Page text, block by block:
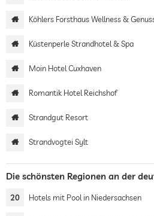
Köhlers Forsthaus Wellness &
Küstenperle Strandhotel & Spa
Moin Hotel Cuxhaven
Romantik Hotel Reichshof
Strandgut Resort
Strandvogtei Sylt
Die schönsten Regionen an der
20 Hotels mit Pool in Niedersachsen